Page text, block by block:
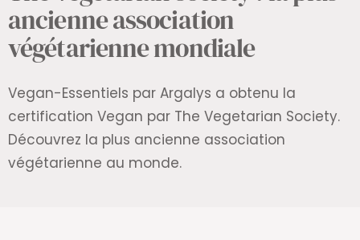
ancienne association
végétarienne mondiale
Vegan-Essentiels par Argalys a obtenu la
certification Vegan par The Vegetarian Society.
Découvrez la plus ancienne association
végétarienne au monde.